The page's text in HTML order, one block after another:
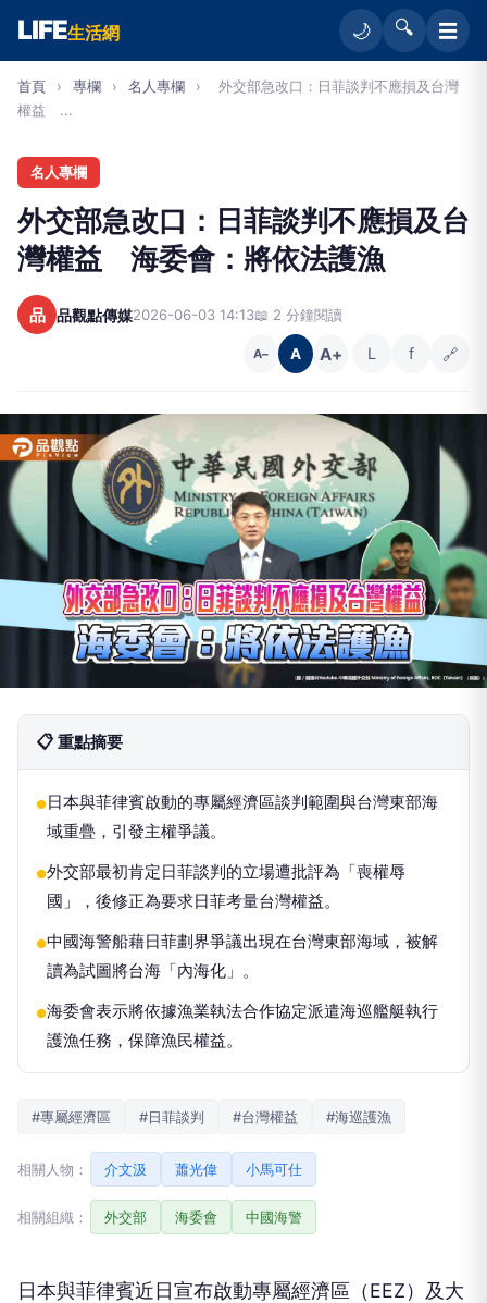
LIFE生活網 🌙 🔍 ☰
首頁 › 專欄 › 名人專欄 ›
外交部急改口：日菲談判不應損及台灣
權益 ...
名人專欄
外交部急改口：日菲談判不應損及台
灣權益 海委會：將依法護漁
品 品觀點傳媒2026-06-03 14:13📖 2 分鐘閱讀
A− A A+ L f 🔗
📋 重點摘要
●日本與菲律賓啟動的專屬經濟區談判範圍與台灣東部海
域重疊，引發主權爭議。
●外交部最初肯定日菲談判的立場遭批評為「喪權辱
國」，後修正為要求日菲考量台灣權益。
●中國海警船藉日菲劃界爭議出現在台灣東部海域，被解
讀為試圖將台海「內海化」。
●海委會表示將依據漁業執法合作協定派遣海巡艦艇執行
護漁任務，保障漁民權益。
#專屬經濟區 #日菲談判 #台灣權益 #海巡護漁
相關人物： 介文汲 蕭光偉 小馬可仕
相關組織： 外交部 海委會 中國海警
日本與菲律賓近日宣布啟動專屬經濟區（EEZ）及大